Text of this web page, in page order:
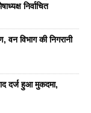
निर्वाचित
वन विभाग की निगरानी
दर्ज हुआ मुकदमा,